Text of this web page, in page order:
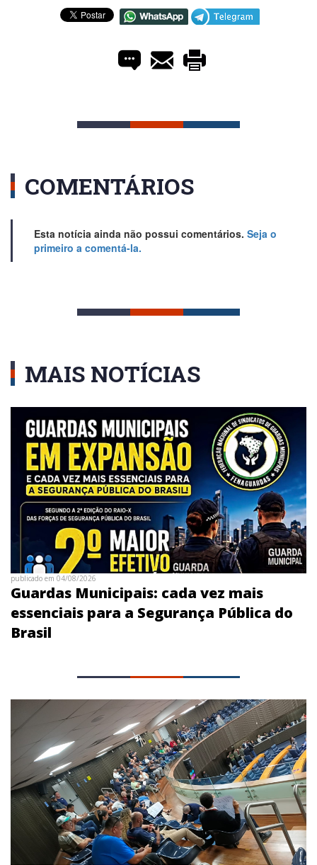
COMENTÁRIOS
Esta notícia ainda não possui comentários. Seja o
primeiro a comentá-la.
MAIS NOTÍCIAS
publicado em 04/08/2026
Guardas Municipais: cada vez mais
essenciais para a Segurança Pública do
Brasil